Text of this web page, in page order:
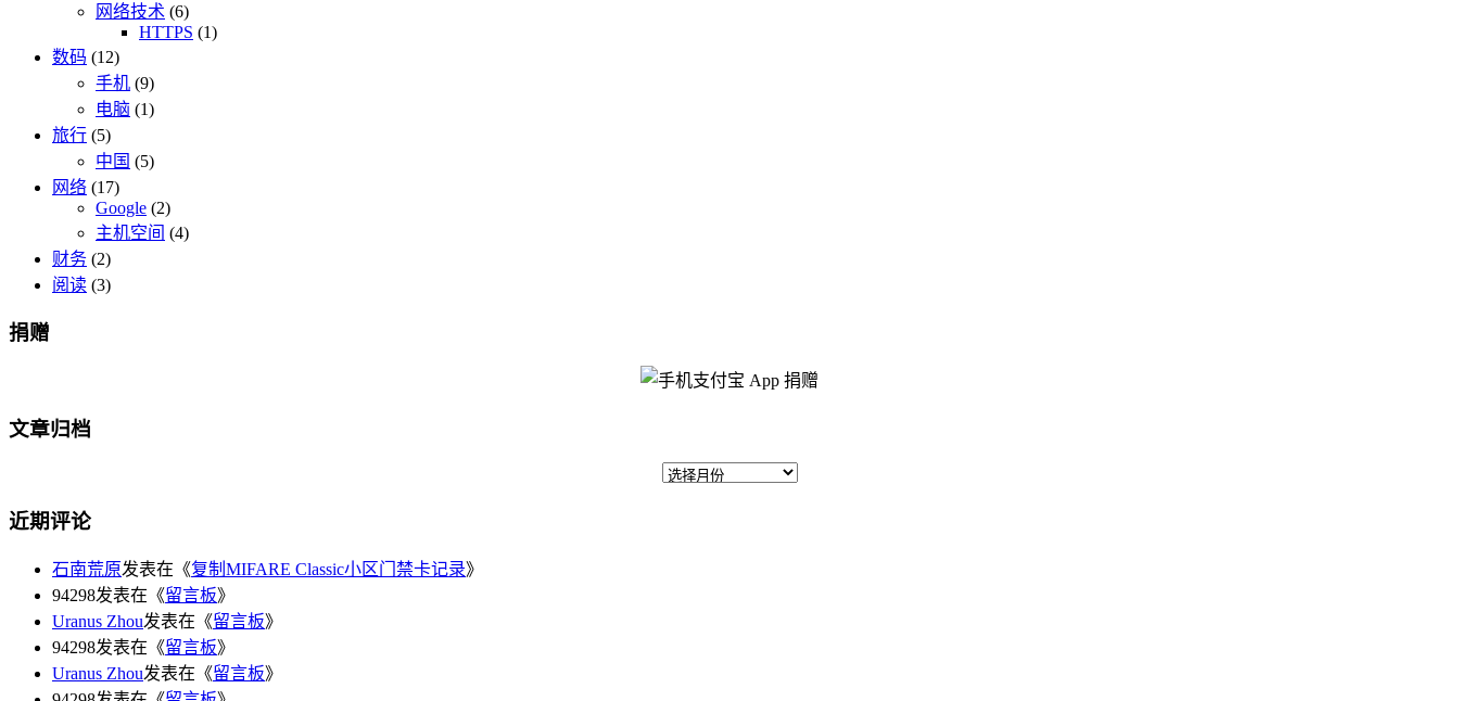
网络技术 (6)
HTTPS (1)
数码 (12)
手机 (9)
电脑 (1)
旅行 (5)
中国 (5)
网络 (17)
Google (2)
主机空间 (4)
财务 (2)
阅读 (3)
捐赠
文章归档
近期评论
石南荒原发表在《复制MIFARE Classic小区门禁卡记录》
94298发表在《留言板》
Uranus Zhou发表在《留言板》
94298发表在《留言板》
Uranus Zhou发表在《留言板》